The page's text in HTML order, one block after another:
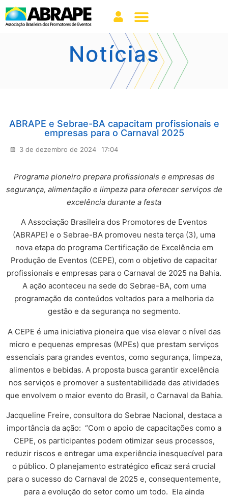
Notícias
ABRAPE e Sebrae-BA capacitam profissionais e
empresas para o Carnaval 2025
3 de dezembro de 2024 17:04
Programa pioneiro prepara profissionais e empresas de
segurança, alimentação e limpeza para oferecer serviços de
excelência durante a festa
A Associação Brasileira dos Promotores de Eventos
(ABRAPE) e o Sebrae-BA promoveu nesta terça (3), uma
nova etapa do programa Certificação de Excelência em
Produção de Eventos (CEPE), com o objetivo de capacitar
profissionais e empresas para o Carnaval de 2025 na Bahia.
A ação aconteceu na sede do Sebrae-BA, com uma
programação de conteúdos voltados para a melhoria da
gestão e da segurança no segmento.
A CEPE é uma iniciativa pioneira que visa elevar o nível das
micro e pequenas empresas (MPEs) que prestam serviços
essenciais para grandes eventos, como segurança, limpeza,
alimentos e bebidas. A proposta busca garantir excelência
nos serviços e promover a sustentabilidade das atividades
que envolvem o maior evento do Brasil, o Carnaval da Bahia.
Jacqueline Freire, consultora do Sebrae Nacional, destaca a
importância da ação: “Com o apoio de capacitações como a
CEPE, os participantes podem otimizar seus processos,
reduzir riscos e entregar uma experiência inesquecível para
o público. O planejamento estratégico eficaz será crucial
para o sucesso do Carnaval de 2025 e, consequentemente,
para a evolução do setor como um todo. Ela ainda